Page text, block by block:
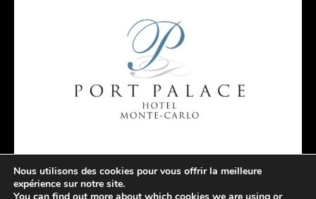
Nous utilisons des cookies pour vous offrir la meilleure
expérience sur notre site.